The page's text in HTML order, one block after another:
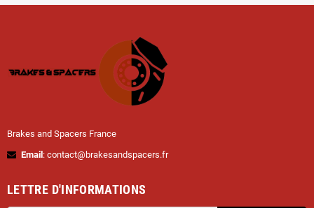
Brakes and Spacers France
Email : contact@brakesandspacers.fr
LETTRE D'INFORMATIONS